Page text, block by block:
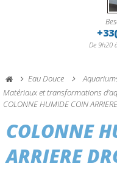
De 9h20
Eau Douce
Matériaux et transformations
COLONNE HUMIDE COIN
COLONNE
ARRIERE